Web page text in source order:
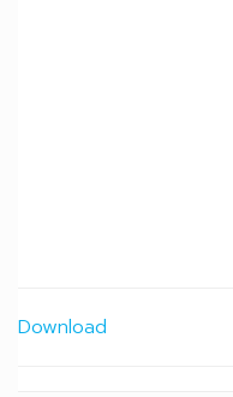
Download